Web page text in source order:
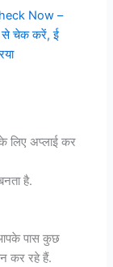
Now –
से चेक करें, ई
लिए अप्लाई कर
है.
पास कुछ
कर रहे हैं.